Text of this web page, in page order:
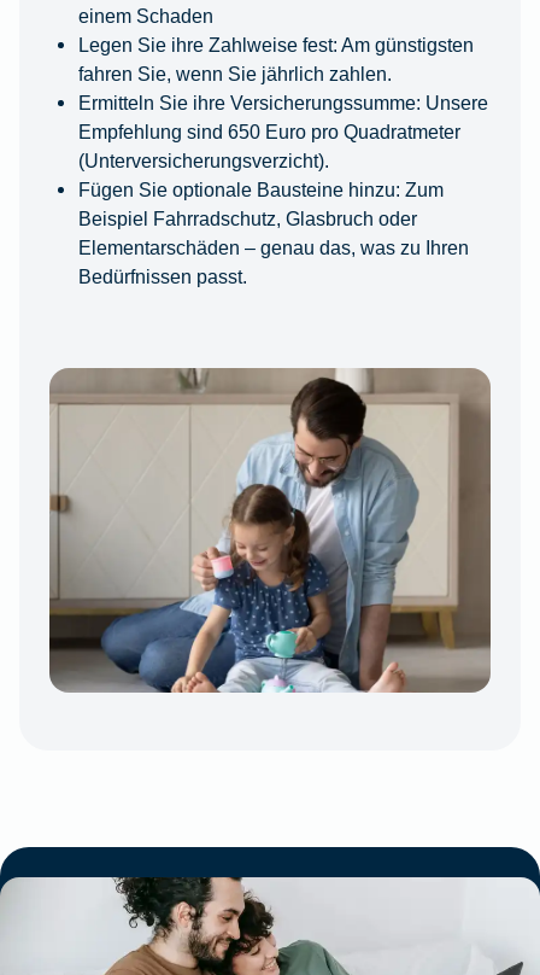
einem Schaden
Legen Sie ihre Zahlweise fest: Am günstigsten
fahren Sie, wenn Sie jährlich zahlen.
Ermitteln Sie ihre Versicherungssumme: Unsere
Empfehlung sind 650 Euro pro Quadratmeter
(Unterversicherungsverzicht).
Fügen Sie optionale Bausteine hinzu: Zum
Beispiel Fahrradschutz, Glasbruch oder
Elementarschäden – genau das, was zu Ihren
Bedürfnissen passt.